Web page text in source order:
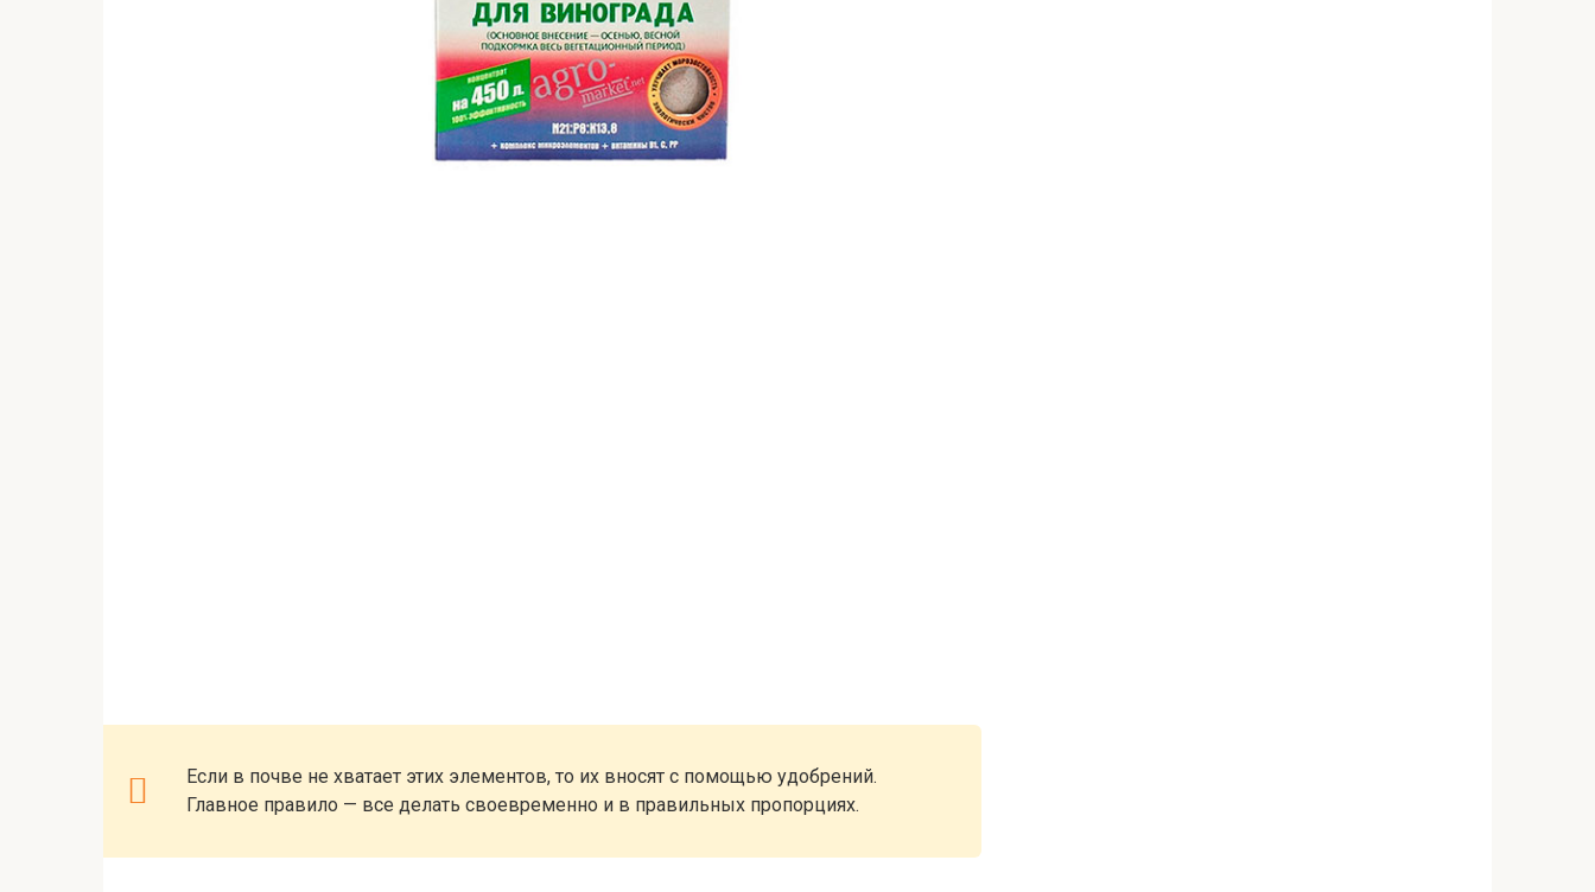
Если в почве не хватает этих элементов, то их вносят с помощью удобрений.
Главное правило — все делать своевременно и в правильных пропорциях.